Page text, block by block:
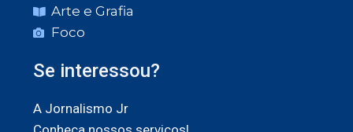
Arte e Grafia
Foco
Se interessou?
A Jornalismo Jr